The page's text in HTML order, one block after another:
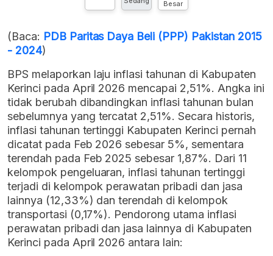
Besar
(Baca: PDB Paritas Daya Beli (PPP) Pakistan 2015
- 2024)
BPS melaporkan laju inflasi tahunan di Kabupaten
Kerinci pada April 2026 mencapai 2,51%. Angka ini
tidak berubah dibandingkan inflasi tahunan bulan
sebelumnya yang tercatat 2,51%. Secara historis,
inflasi tahunan tertinggi Kabupaten Kerinci pernah
dicatat pada Feb 2026 sebesar 5%, sementara
terendah pada Feb 2025 sebesar 1,87%. Dari 11
kelompok pengeluaran, inflasi tahunan tertinggi
terjadi di kelompok perawatan pribadi dan jasa
lainnya (12,33%) dan terendah di kelompok
transportasi (0,17%). Pendorong utama inflasi
perawatan pribadi dan jasa lainnya di Kabupaten
Kerinci pada April 2026 antara lain: